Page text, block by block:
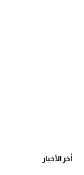
أخر الأخبار